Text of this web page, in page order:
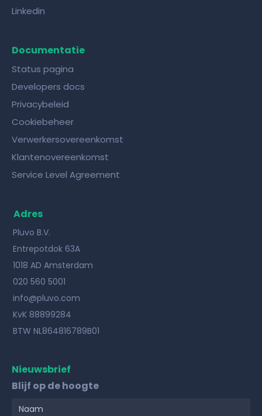
Linkedin
Documentatie
Status pagina
Developers docs
Privacybeleid
Cookiebeheer
Verwerkersovereenkomst
Klantenovereenkomst
Service Level Agreement
Adres
Pluvo B.V.
Entrepotdok 63A
1018 AD Amsterdam
020 560 5001
info@pluvo.com
KvK 88899284
BTW NL864816789B01
Nieuwsbrief
Blijf op de hoogte